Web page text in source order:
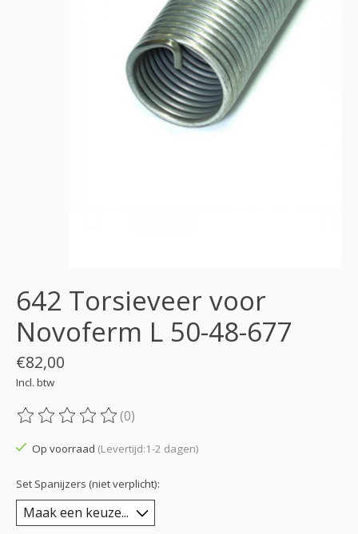
642 Torsieveer voor
Novoferm L 50-48-677
€82,00
Incl. btw
De beoordeling van dit product is
(0)
Op voorraad (Levertijd:1-2 dagen)
Set Spanijzers (niet verplicht):